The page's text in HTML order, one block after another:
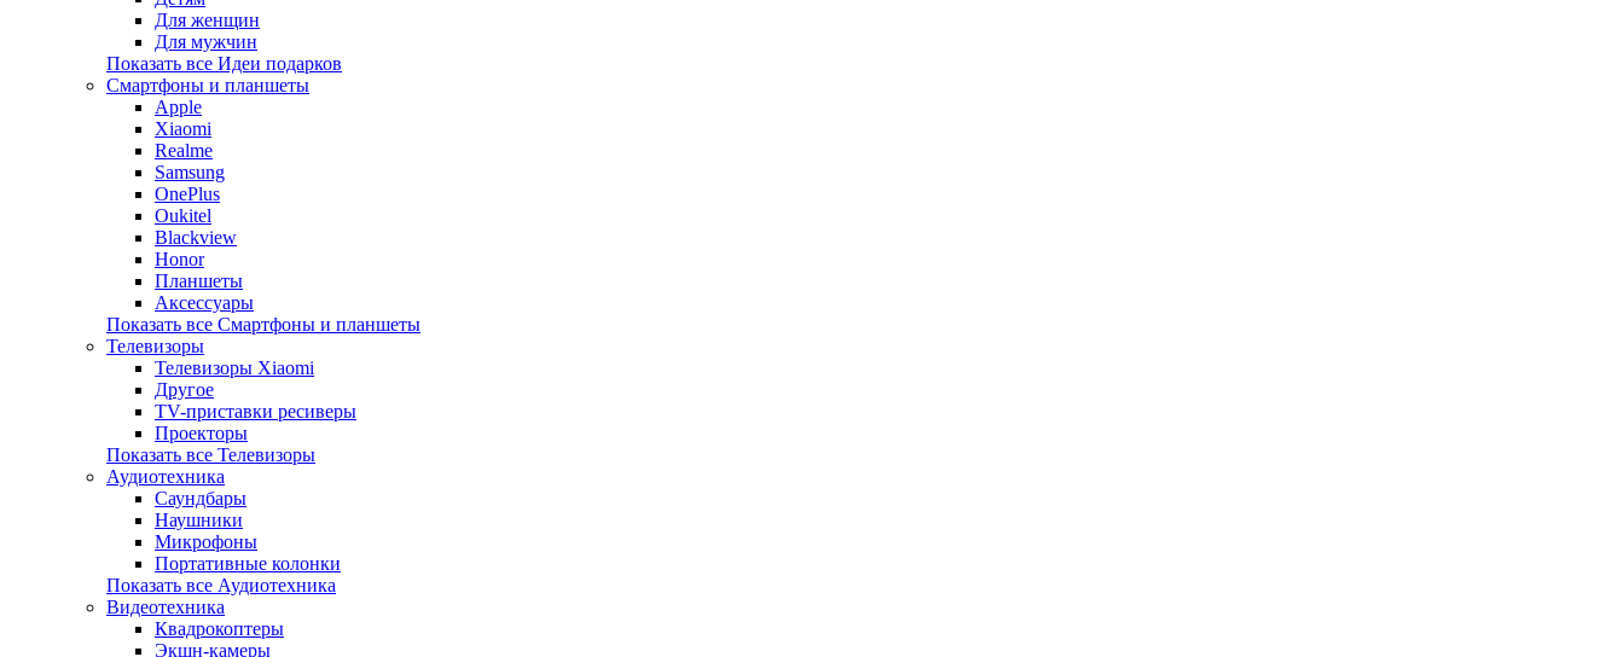
Для женщин
Для мужчин
Показать все Идеи подарков
Смартфоны и планшеты
Apple
Xiaomi
Realme
Samsung
OnePlus
Oukitel
Blackview
Honor
Планшеты
Аксессуары
Показать все Смартфоны и планшеты
Телевизоры
Телевизоры Xiaomi
Другое
TV-приставки ресиверы
Проекторы
Показать все Телевизоры
Аудиотехника
Саундбары
Наушники
Микрофоны
Портативные колонки
Показать все Аудиотехника
Видеотехника
Квадрокоптеры
Экшн-камеры